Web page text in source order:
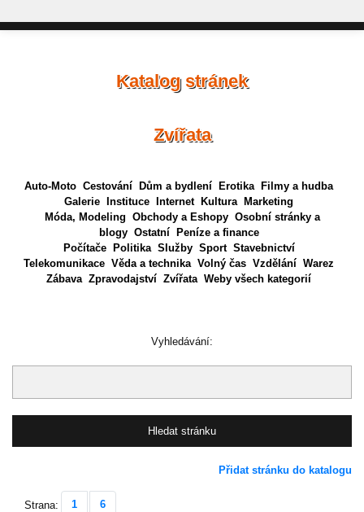
Katalog stránek
Zvířata
Auto-Moto Cestování Dům a bydlení Erotika
Filmy a hudba
Galerie
Instituce Internet Kultura
Marketing
Móda, Modeling Obchody a Eshopy Osobní stránky a
blogy Ostatní
Peníze a finance
Počítače
Politika Služby Sport Stavebnictví
Telekomunikace Věda a technika Volný čas Vzdělání Warez
Zábava Zpravodajství Zvířata Weby všech kategorií
Vyhledávání:
Přidat stránku do katalogu
Strana: 1 6